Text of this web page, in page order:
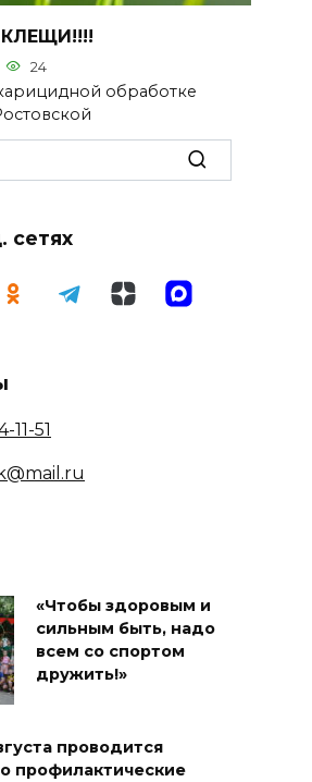
24
обработке
сетях
11-51
«Чтобы здоровым и
сильным быть, надо
всем со спортом
дружить!»
проводится
профилактические